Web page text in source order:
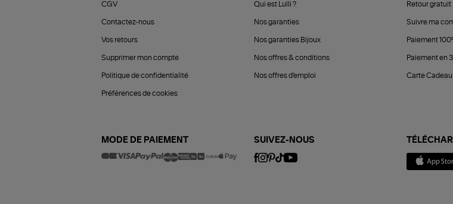
CGV
Contactez-nous
Vos retours
Supprimer mon compte
Politique de confidentialité
Préférences de cookies
Qui est Lulli ?
Nos garanties
Nos garanties Bijoux
Nos offres & conditions
Nos offres d'emploi
Retour gratuit
Suivre ma
Paiement
Paiement en
Carte Cadeau
MODE DE PAIEMENT SUIVEZ-NOUS